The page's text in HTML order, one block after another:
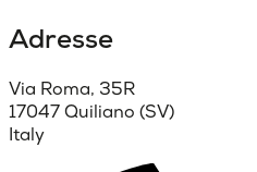
Adresse
Via Roma, 35R
17047 Quiliano (SV)
Italy